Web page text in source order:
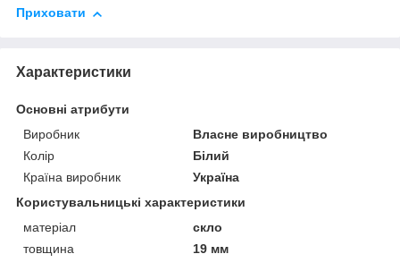
Приховати
Характеристики
Основні атрибути
Виробник
Власне виробництво
Колір
Білий
Країна виробник
Україна
Користувальницькі характеристики
матеріал
скло
товщина
19 мм